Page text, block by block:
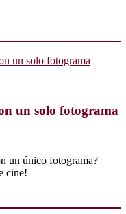
un solo fotograma
un único fotograma?
cine!